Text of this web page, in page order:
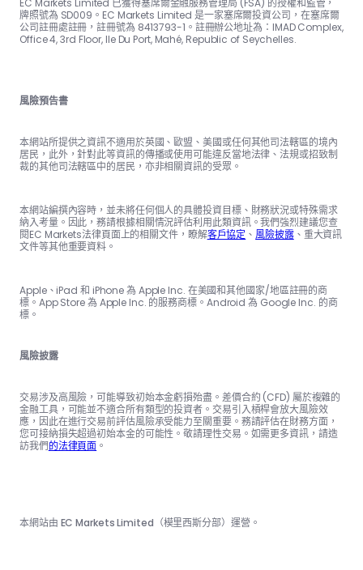
EC Markets Limited 已獲得塞席爾金融服務管理局 (FSA) 的授權和監管，
牌照號為 SD009。EC Markets Limited 是一家塞席爾投資公司，在塞席爾
公司註冊處註冊，註冊號為 8413793-1。註冊辦公地址為：IMAD Complex,
Office 4, 3rd Floor, Ile Du Port, Mahé, Republic of Seychelles.
風險預告書
本網站所提供之資訊不適用於英國、歐盟、美國或任何其他司法轄區的境內
居民，此外，針對此等資訊的傳播或使用可能違反當地法律、法規或招致制
裁的其他司法轄區中的居民，亦非相關資訊的受眾。
本網站編撰內容時，並未將任何個人的具體投資目標、財務狀況或特殊需求
納入考量。因此，務請根據相關情況評估利用此類資訊。我們強烈建議您查
閱EC Markets法律頁面上的相關文件，瞭解客戶協定 、風險披露、重大資訊
文件等其他重要資料。
Apple、iPad 和 iPhone 為 Apple Inc. 在美國和其他國家/地區註冊的商
標。App Store 為 Apple Inc. 的服務商標。Android 為 Google Inc. 的商
標。
風險披露
交易涉及高風險，可能導致初始本金虧損殆盡。差價合約 (CFD) 屬於複雜的
金融工具，可能並不適合所有類型的投資者。交易引入槓桿會放大風險效
應，因此在進行交易前評估風險承受能力至關重要。務請評估在財務方面，
您可接納損失超過初始本金的可能性。敬請理性交易。如需更多資訊，請造
訪我們的法律頁面 。
本網站由 EC Markets Limited（模里西斯分部）運營。